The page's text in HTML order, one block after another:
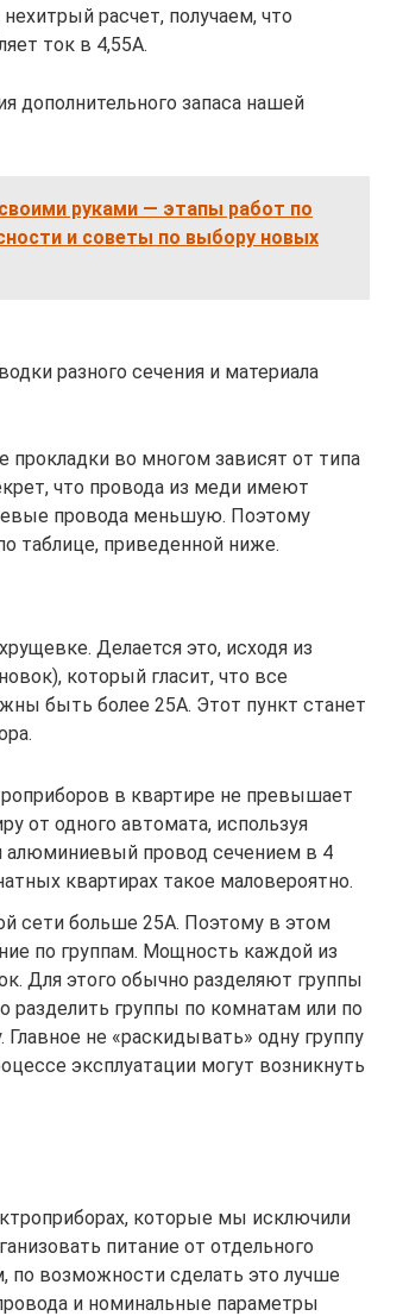
расчет, получаем, что
ток в 4,55А.
дополнительного запаса нашей
руками — этапы работ по
и советы по выбору новых
разного сечения и материала
во многом зависят от типа
что провода из меди имеют
провода меньшую. Поэтому
таблице, приведенной ниже.
Делается это, исходя из
который гласит, что все
быть более 25А. Этот пункт станет
в квартире не превышает
от одного автомата, используя
провод сечением в 4
квартирах такое маловероятно.
сети больше 25А. Поэтому в этом
по группам. Мощность каждой из
Для этого обычно разделяют группы
группы по комнатам или по
не «раскидывать» одну группу
эксплуатации могут возникнуть
которые мы исключили
питание от отдельного
по возможности сделать это лучше
и номинальные параметры